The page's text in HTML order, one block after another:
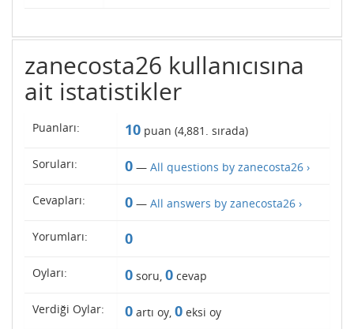
zanecosta26 kullanıcısına
ait istatistikler
Puanları: 10 puan (4,881 . sırada)
Soruları: 0 — All questions by zanecosta26 ›
Cevapları: 0 — All answers by zanecosta26 ›
Yorumları: 0
Oyları: 0 soru, 0 cevap
Verdiği Oylar: 0 artı oy, 0 eksi oy